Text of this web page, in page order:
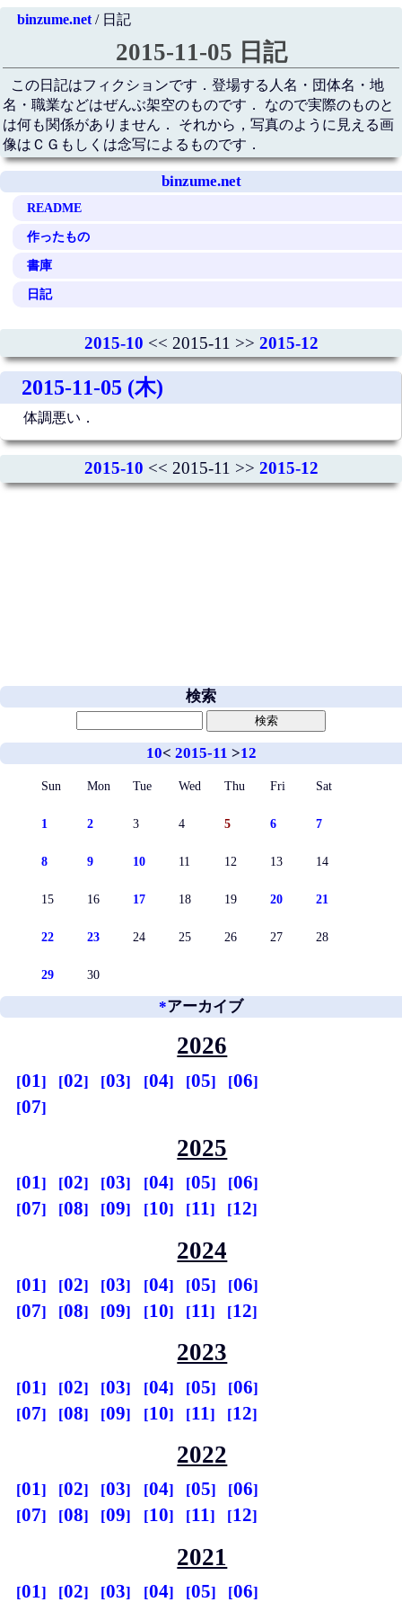
binzume.net/ 日記
2015-11-05 日記
この日記はフィクションです．登場する人名・団体名・地
名・職業などはぜんぶ架空のものです． なので実際のものと
は何も関係がありません． それから，写真のように見える画
像はＣＧもしくは念写によるものです．
binzume.net
README
作ったもの
書庫
日記
2015-10 << 2015-11 >> 2015-12
2015-11-05 (木)
体調悪い．
2015-10 << 2015-11 >> 2015-12
検索
10< 2015-11 >12
Sun Mon Tue Wed Thu Fri Sat
1 2 3 4 5 6 7
8 9 10 11 12 13 14
15 16 17 18 19 20 21
22 23 24 25 26 27 28
29 30
*アーカイブ
2026
01 02 03 04 05
06
07
2025
01 02 03 04 05
06
07
08 09 10 11 12
2024
01 02 03 04 05
06
07
08 09 10 11 12
2023
01 02 03 04 05
06
07
08 09 10 11 12
2022
01 02 03 04 05
06
07
08 09 10 11 12
2021
01 02 03 04 05
06